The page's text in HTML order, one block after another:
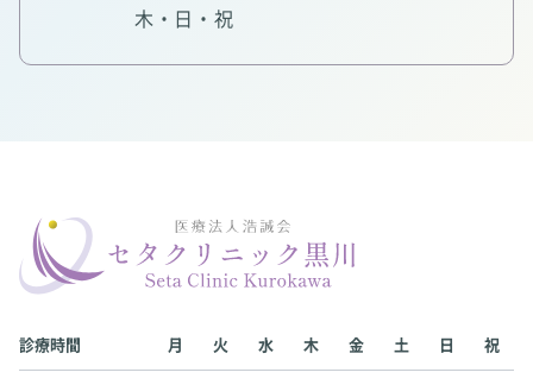
木・日・祝
診療時間 月 火 水 木 金 土 日 祝